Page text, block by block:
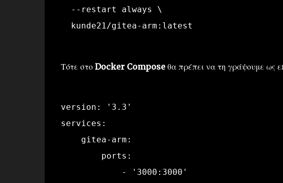
--restart always \
kunde21/gitea-arm:latest
Τότε στο Docker Composeθα πρέπει να τη γράψουμε ως
version: '3.3'
services:
gitea-arm:
ports:
- '3000:3000'